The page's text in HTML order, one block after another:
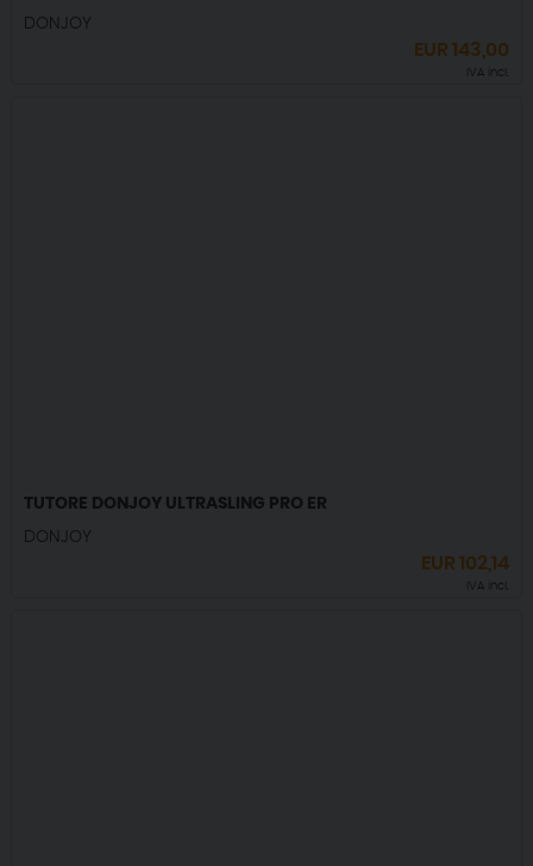
DONJOY
EUR143,00
IVA incl.
TUTORE DONJOY ULTRASLING PRO ER
DONJOY
EUR102,14
IVA incl.